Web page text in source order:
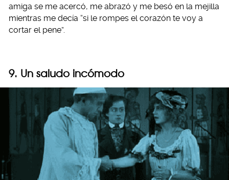
amiga se me acercó, me abrazó y me besó en la mejilla
mientras me decía “si le rompes el corazón te voy a
cortar el pene”.
9. Un saludo incómodo